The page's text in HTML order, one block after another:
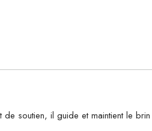
soutien, il guide et maintient le